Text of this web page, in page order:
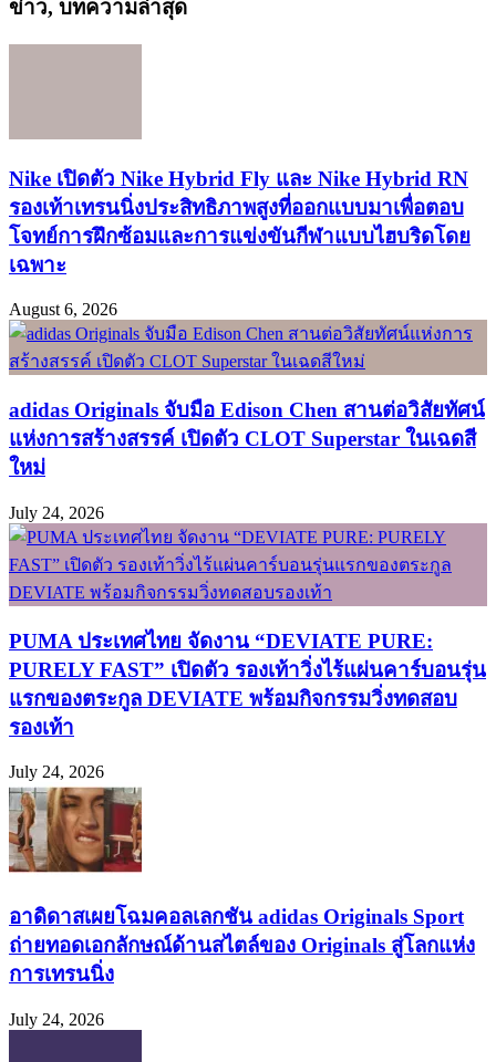
ข่าว, บทความล่าสุด
Nike เปิดตัว Nike Hybrid Fly และ Nike Hybrid RN
รองเท้าเทรนนิ่งประสิทธิภาพสูงที่ออกแบบมาเพื่อตอบ
โจทย์การฝึกซ้อมและการแข่งขันกีฬาแบบไฮบริดโดย
เฉพาะ
August 6, 2026
adidas Originals จับมือ Edison Chen สานต่อวิสัยทัศน์
แห่งการสร้างสรรค์ เปิดตัว CLOT Superstar ในเฉดสี
ใหม่
July 24, 2026
PUMA ประเทศไทย จัดงาน “DEVIATE PURE:
PURELY FAST” เปิดตัว รองเท้าวิ่งไร้แผ่นคาร์บอนรุ่น
แรกของตระกูล DEVIATE พร้อมกิจกรรมวิ่งทดสอบ
รองเท้า
July 24, 2026
อาดิดาสเผยโฉมคอลเลกชัน adidas Originals Sport
ถ่ายทอดเอกลักษณ์ด้านสไตล์ของ Originals สู่โลกแห่ง
การเทรนนิ่ง
July 24, 2026